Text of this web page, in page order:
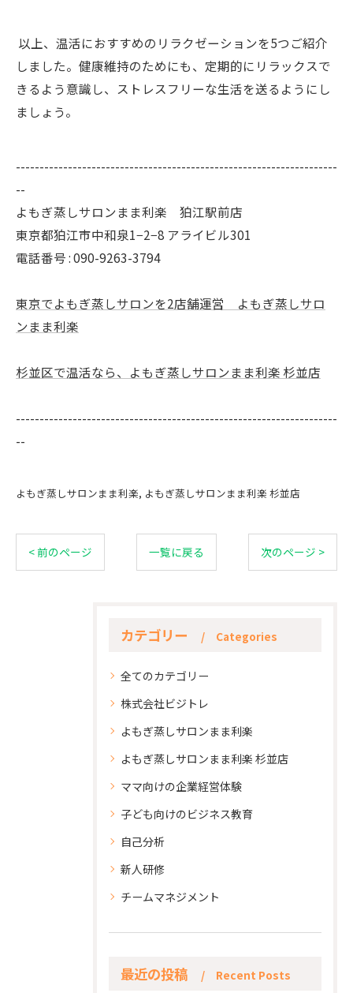
以上、温活におすすめのリラクゼーションを5つご紹介
しました。健康維持のためにも、定期的にリラックスで
きるよう意識し、ストレスフリーな生活を送るようにし
ましょう。
--------------------------------------------------------------------
--
よもぎ蒸しサロンまま利楽 狛江駅前店
東京都狛江市中和泉1−2−8 アライビル301
電話番号 : 090-9263-3794
東京でよもぎ蒸しサロンを2店舗運営 よもぎ蒸しサロ
ンまま利楽
杉並区で温活なら、よもぎ蒸しサロンまま利楽 杉並店
--------------------------------------------------------------------
--
よもぎ蒸しサロンまま利楽 よもぎ蒸しサロンまま利楽 杉並店
< 前のページ 一覧に戻る 次のページ >
カテゴリー Categories
全てのカテゴリー
株式会社ビジトレ
よもぎ蒸しサロンまま利楽
よもぎ蒸しサロンまま利楽 杉並店
ママ向けの企業経営体験
子ども向けのビジネス教育
自己分析
新人研修
チームマネジメント
最近の投稿 Recent Posts